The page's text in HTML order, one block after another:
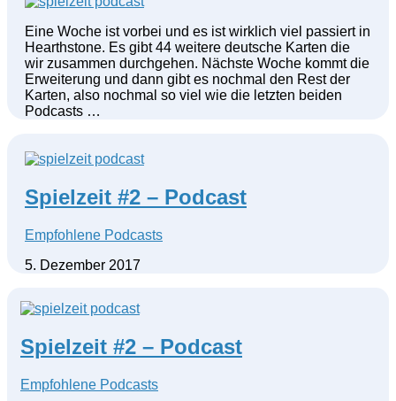
Eine Woche ist vorbei und es ist wirklich viel passiert in
Hearthstone. Es gibt 44 weitere deutsche Karten die
wir zusammen durchgehen. Nächste Woche kommt die
Erweiterung und dann gibt es nochmal den Rest der
Karten, also nochmal so viel wie die letzten beiden
Podcasts …
Spielzeit #2 – Podcast
Empfohlene Podcasts
5. Dezember 2017
Spielzeit #2 – Podcast
Empfohlene Podcasts